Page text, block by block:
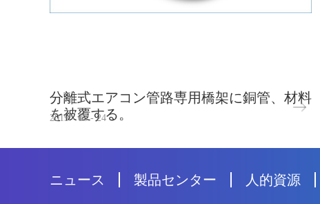
分離式エアコン管路専用橋架に銅管、材料
を被覆する。
2019 - 05 - 24
ニュース 製品センター 人的資源